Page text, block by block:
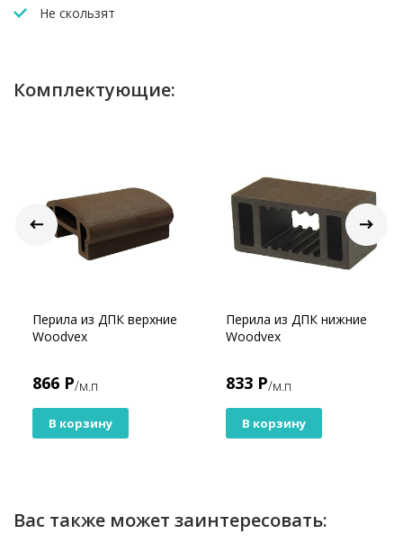
Не скользят
Комплектующие:
Перила из ДПК верхние
Woodvex
866 Р/м.п
В корзину
Перила из ДПК нижние
Woodvex
833 Р/м.п
В корзину
Вас также может заинтересовать: